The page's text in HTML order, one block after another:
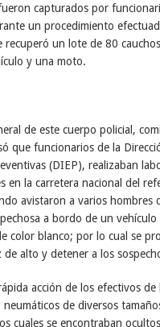
capturados por
un procedimiento
recuperó un lote de 80
y una moto.
de este cuerpo policial,
que funcionarios de la
(DIEP), realizaban
en la carretera nacional del
avistaron a varios hombres
a bordo de un vehículo
color blanco; por lo cual se
de alto y detener a los
acción de los efectivos
de diversos
cuales se encontraban